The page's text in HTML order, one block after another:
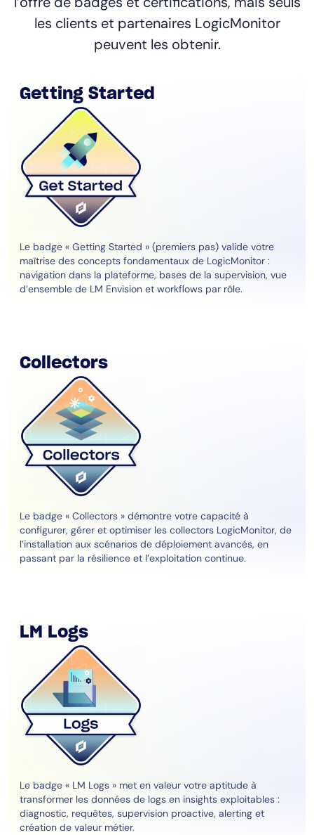
les clients et partenaires LogicMonitor
peuvent les obtenir.
Getting Started
Le badge « Getting Started » (premiers pas) valide votre
maîtrise des concepts fondamentaux de LogicMonitor :
navigation dans la plateforme, bases de la supervision, vue
d’ensemble de LM Envision et workflows par rôle.
Collectors
Le badge « Collectors » démontre votre capacité à
configurer, gérer et optimiser les collectors LogicMonitor, de
l’installation aux scénarios de déploiement avancés, en
passant par la résilience et l’exploitation continue.
LM Logs
Le badge « LM Logs » met en valeur votre aptitude à
transformer les données de logs en insights exploitables :
diagnostic, requêtes, supervision proactive, alerting et
création de valeur métier.